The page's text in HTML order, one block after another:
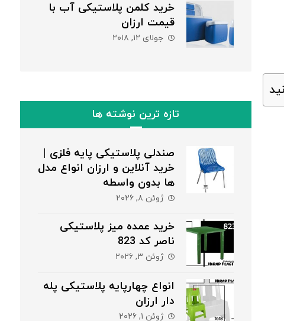
خرید کلمن پلاستیکی آب با
قیمت ارزان
جولای ۱۲, ۲۰۱۸
تازه ترین نوشته ها
صندلی پلاستیکی پایه فلزی |
خرید آنلاین و ارزان انواع مدل
ها بدون واسطه
ژوئن ۸, ۲۰۲۶
خرید عمده میز پلاستیکی
ناصر کد 823
ژوئن ۳, ۲۰۲۶
انواع چهارپایه پلاستیکی پله
دار ارزان
ژوئن ۱, ۲۰۲۶